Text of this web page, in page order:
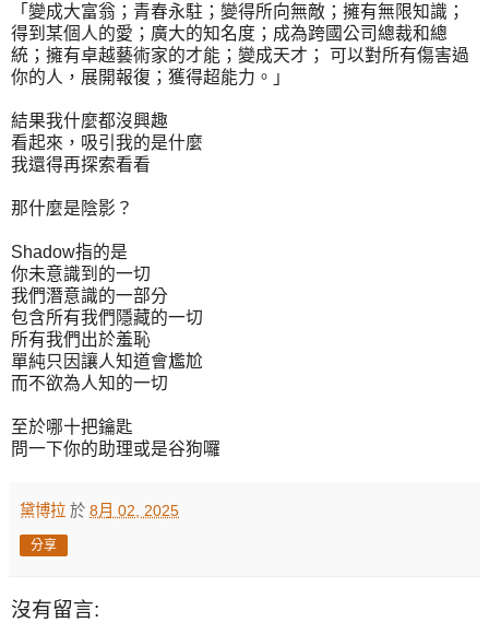
「變成大富翁；青春永駐；變得所向無敵；擁有無限知識；
得到某個人的愛；廣大的知名度；成為跨國公司總裁和總
統；擁有卓越藝術家的才能；變成天才； 可以對所有傷害過
你的人，展開報復；獲得超能力。」
結果我什麼都沒興趣
看起來，吸引我的是什麼
我還得再探索看看
那什麼是陰影？
Shadow指的是
你未意識到的一切
我們潛意識的一部分
包含所有我們隱藏的一切
所有我們出於羞恥
單純只因讓人知道會尷尬
而不欲為人知的一切
至於哪十把鑰匙
問一下你的助理或是谷狗囉
黛博拉 於 8月 02, 2025
分享
沒有留言: